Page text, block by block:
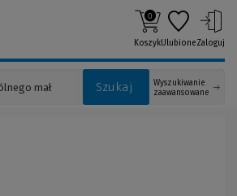
Szukaj
Wyszukiwanie
zaawansowane
0
KoszykUlubioneZaloguj